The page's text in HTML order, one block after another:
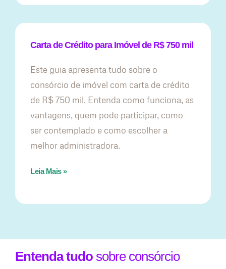
Carta de Crédito para Imóvel de R$ 750 mil
Este guia apresenta tudo sobre o
consórcio de imóvel com carta de crédito
de R$ 750 mil. Entenda como funciona, as
vantagens, quem pode participar, como
ser contemplado e como escolher a
melhor administradora.
Leia Mais »
Entenda tudo sobre consórcio